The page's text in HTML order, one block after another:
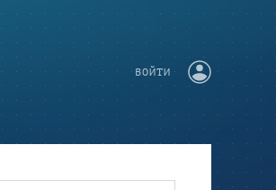
ВОЙТИ